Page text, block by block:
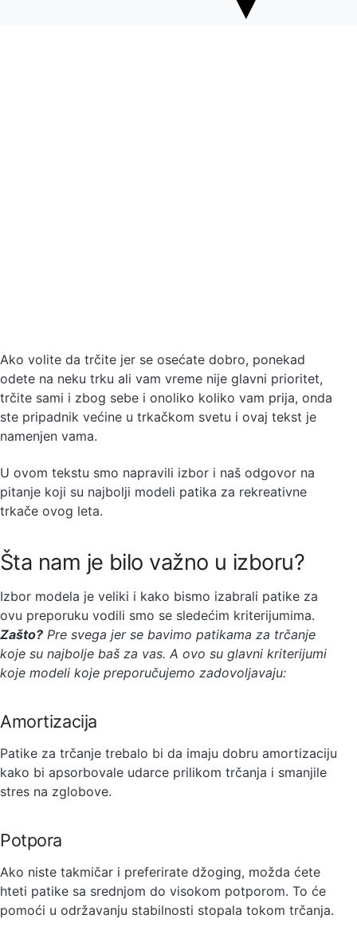
Ako volite da trčite jer se osećate dobro, ponekad
odete na neku trku ali vam vreme nije glavni prioritet,
trčite sami i zbog sebe i onoliko koliko vam prija, onda
ste pripadnik većine u trkačkom svetu i ovaj tekst je
namenjen vama.
U ovom tekstu smo napravili izbor i naš odgovor na
pitanje koji su najbolji modeli patika za rekreativne
trkače ovog leta.
Šta nam je bilo važno u izboru?
Izbor modela je veliki i kako bismo izabrali patike za
ovu preporuku vodili smo se sledećim kriterijumima.
Zašto? Pre svega jer se bavimo patikama za trčanje
koje su najbolje baš za vas. A ovo su glavni kriterijumi
koje modeli koje preporučujemo zadovoljavaju:
Amortizacija
Patike za trčanje trebalo bi da imaju dobru amortizaciju
kako bi apsorbovale udarce prilikom trčanja i smanjile
stres na zglobove.
Potpora
Ako niste takmičar i preferirate džoging, možda ćete
hteti patike sa srednjom do visokom potporom. To će
pomoći u održavanju stabilnosti stopala tokom trčanja.